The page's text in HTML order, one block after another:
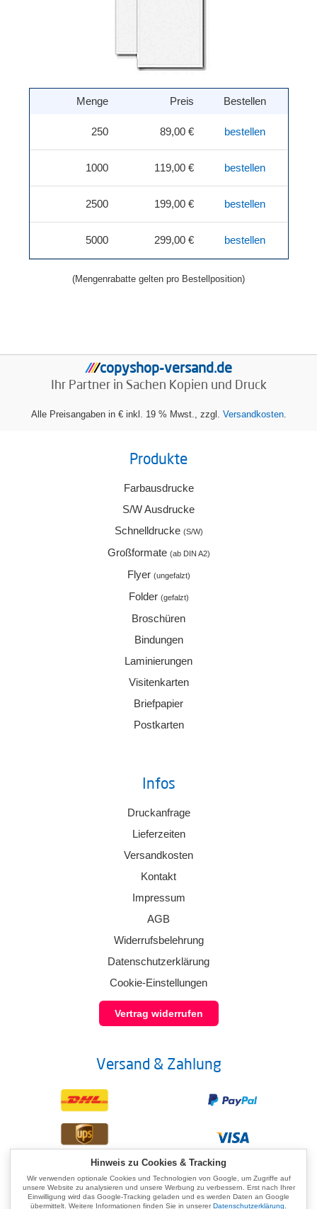
Menge Preis Bestellen
250 89,00 € bestellen
1000 119,00 € bestellen
2500 199,00 € bestellen
5000 299,00 € bestellen
(Mengenrabatte gelten pro Bestellposition)
//// copyshop-versand.de
Ihr Partner in Sachen Kopien und Druck
Alle Preisangaben in € inkl. 19 % Mwst., zzgl. Versandkosten.
Produkte
Farbausdrucke
S/W Ausdrucke
Schnelldrucke (S/W)
Großformate (ab DIN A2)
Flyer (ungefalzt)
Folder (gefalzt)
Broschüren
Bindungen
Laminierungen
Visitenkarten
Briefpapier
Postkarten
Infos
Druckanfrage
Lieferzeiten
Versandkosten
Kontakt
Impressum
AGB
Widerrufsbelehrung
Datenschutzerklärung
Cookie-Einstellungen
Vertrag widerrufen
Versand & Zahlung
Hinweis zu Cookies & Tracking
Wir verwenden optionale Cookies und Technologien von Google, um Zugriffe auf
unsere Website zu analysieren und unsere Werbung zu verbessern. Erst nach Ihrer
Einwilligung wird das Google-Tracking geladen und es werden Daten an Google
übermittelt. Weitere Informationen finden Sie in unsererDatenschutzerklärung